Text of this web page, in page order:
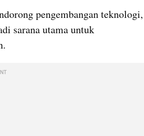
pengembangan teknologi,
sarana utama untuk